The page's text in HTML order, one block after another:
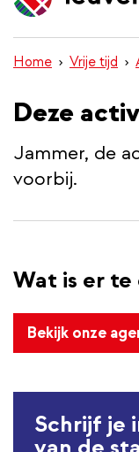
naar
inhoud
gaan
Home Vrije tijd
Deze
Jammer, de
voorbij.
Wat is er te
Bekijk onze
Schrijf je